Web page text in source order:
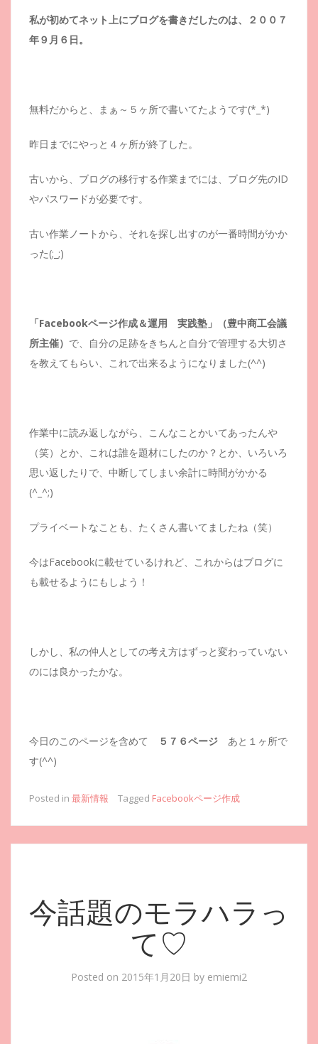
私が初めてネット上にブログを書きだしたのは、２００７
年９月６日。
無料だからと、まぁ～５ヶ所で書いてたようです(*_*)
昨日までにやっと４ヶ所が終了した。
古いから、ブログの移行する作業までには、ブログ先のID
やパスワードが必要です。
古い作業ノートから、それを探し出すのが一番時間がかか
った(;_;)
「Facebookページ作成＆運用 実践塾」（豊中商工会議
所主催） で、自分の足跡をきちんと自分で管理する大切さ
を教えてもらい、これで出来るようになりました(^^)
作業中に読み返しながら、こんなことかいてあったんや
（笑）とか、これは誰を題材にしたのか？とか、いろいろ
思い返したりで、中断してしまい余計に時間がかかる
(^_^;)
プライベートなことも、たくさん書いてましたね（笑）
今はFacebookに載せているけれど、これからはブログに
も載せるようにもしよう！
しかし、私の仲人としての考え方はずっと変わっていない
のには良かったかな。
今日のこのページを含めて ５７６ページ あと１ヶ所で
す(^^)
Posted in 最新情報 Tagged Facebookページ作成
今話題のモラハラっ
て♡
Posted on 2015年1月20日 by emiemi2